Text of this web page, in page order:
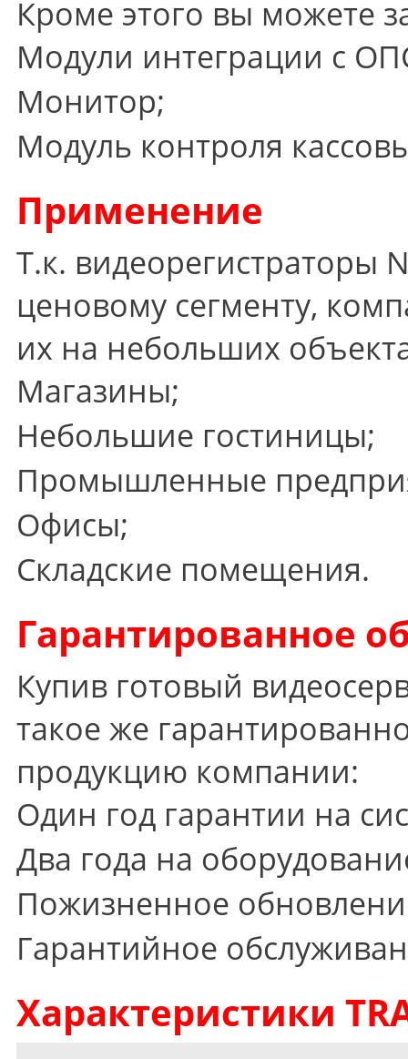
Кроме этого вы можете
Модули интеграции с
Монитор;
Модуль контроля
Применение
Т.к. видеорегистраторы
ценовому сегменту,
их на небольших
Магазины;
Небольшие гостиницы;
Промышленные
Офисы;
Складские помещения.
Гарантированное
Купив готовый
такое же
продукцию компании:
Один год гарантии на
Два года на
Пожизненное
Гарантийное
Характеристики